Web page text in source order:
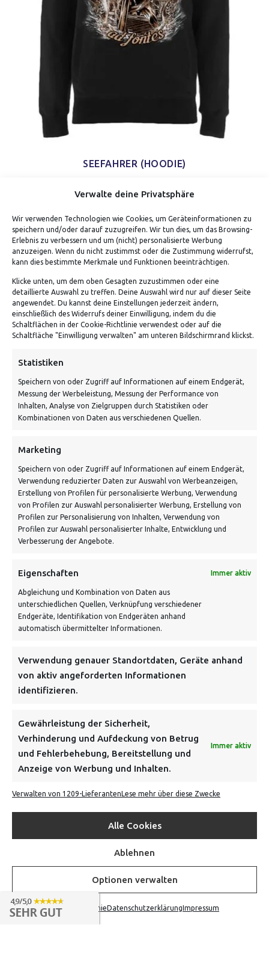
Verwalte deine Privatsphäre
Wir verwenden Technologien wie Cookies, um Geräteinformationen zu
speichern und/oder darauf zuzugreifen. Wir tun dies, um das Browsing-
Erlebnis zu verbessern und um (nicht) personalisierte Werbung
anzuzeigen. Wenn du nicht zustimmst oder die Zustimmung widerrufst,
kann dies bestimmte Merkmale und Funktionen beeinträchtigen.
Klicke unten, um dem oben Gesagten zuzustimmen oder eine
detaillierte Auswahl zu treffen. Deine Auswahl wird nur auf dieser Seite
angewendet. Du kannst deine Einstellungen jederzeit ändern,
einschließlich des Widerrufs deiner Einwilligung, indem du die
Schaltflächen in der Cookie-Richtlinie verwendest oder auf die
Schaltfläche "Einwilligung verwalten" am unteren Bildschirmrand klickst.
Statistiken
Speichern von oder Zugriff auf Informationen auf einem Endgerät,
Messung der Werbeleistung, Messung der Performance von
Inhalten, Analyse von Zielgruppen durch Statistiken oder
Kombinationen von Daten aus verschiedenen Quellen.
Marketing
Speichern von oder Zugriff auf Informationen auf einem Endgerät,
Verwendung reduzierter Daten zur Auswahl von Werbeanzeigen,
Erstellung von Profilen für personalisierte Werbung, Verwendung
von Profilen zur Auswahl personalisierter Werbung, Erstellung von
Profilen zur Personalisierung von Inhalten, Verwendung von
Profilen zur Auswahl personalisierter Inhalte, Entwicklung und
Verbesserung der Angebote.
Eigenschaften Immer aktiv
Abgleichung und Kombination von Daten aus
unterschiedlichen Quellen, Verknüpfung verschiedener
Endgeräte, Identifikation von Endgeräten anhand
automatisch übermittelter Informationen.
Verwendung genauer Standortdaten, Geräte anhand
von aktiv angeforderten Informationen
identifizieren.
Gewährleistung der Sicherheit,
Verhinderung und Aufdeckung von Betrug
und Fehlerbehebung, Bereitstellung und
Anzeige von Werbung und Inhalten.
Immer aktiv
Verwalten von 1209-LieferantenLese mehr über diese Zwecke
Alle Cookies
Ablehnen
Optionen verwalten
Cookie-RichtlinieDatenschutzerklärungImpressum
SEEFAHRER (HOODIE)
Verdiene bis zu 70 Punkte.
ADRESSE
Von Tiling GmbH
Bahnhofstraße 3, 06268 Nemsdorf-Göhrendorf
Kontakt: Mo - Fr von 10:00 bis 18:00 Uhr
info@vontiling.de
Schnell und grün versendet:
VERSANDKOSTENHINWEIS:
NEWSLETTER
Danke, deine Registrierung war erfolgreich! Bitte prüfe
dein E-Mail-Konto für die Bestätigung.
FOLGE UNS
BEZAHLEN & BESTELLEN